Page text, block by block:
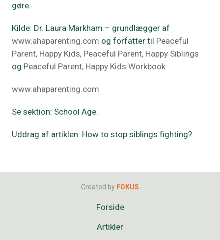
gøre.
Kilde: Dr. Laura Markham – grundlægger af
www.ahaparenting.com og forfatter til Peaceful
Parent, Happy Kids, Peaceful Parent, Happy Siblings
og Peaceful Parent, Happy Kids Workbook
www.ahaparenting.com
Se sektion: School Age.
Uddrag af artiklen: How to stop siblings fighting?
Created by FOKUS
Forside
Artikler